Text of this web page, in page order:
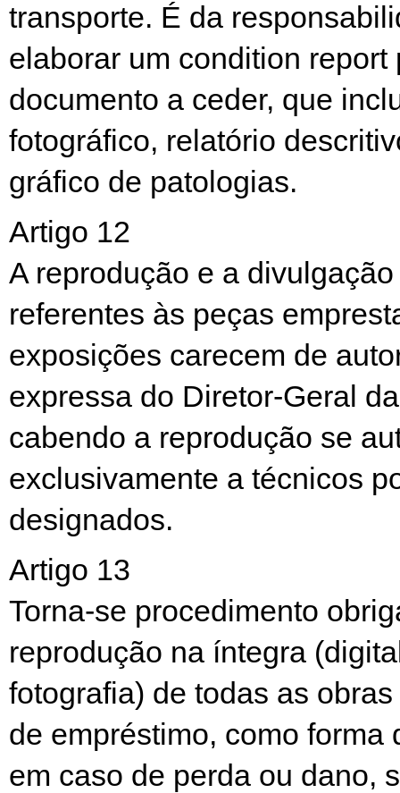
transporte. É da
elaborar um condition report
documento a ceder, que
fotográfico, relatório
gráfico de patologias.
Artigo 12
A reprodução e a
referentes às peças
exposições carecem de
expressa do Diretor-Geral
cabendo a reprodução se
exclusivamente a técnicos
designados.
Artigo 13
Torna-se procedimento
reprodução na íntegra
fotografia) de todas as
de empréstimo, como forma
em caso de perda ou dano,